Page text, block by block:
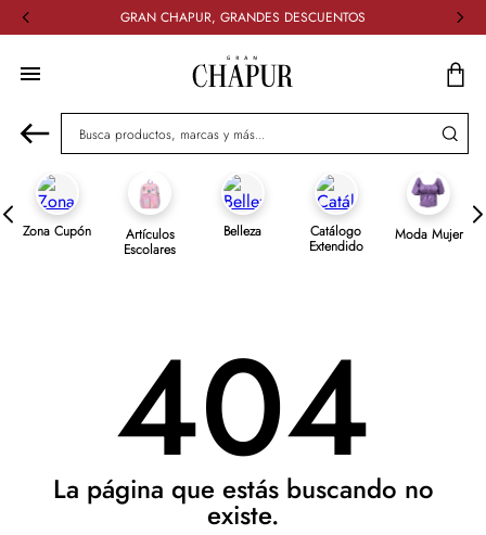
GRAN CHAPUR, GRANDES DESCUENTOS
Busca productos, marcas y más...
Zona Cupón Artículos
Escolares
Belleza Catálogo
Extendido
Moda Mujer
404
La página que estás buscando no
existe.